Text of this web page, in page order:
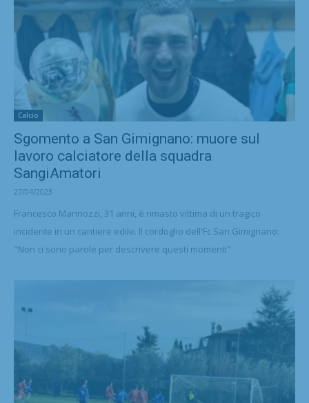
Calcio
Sgomento a San Gimignano: muore sul
lavoro calciatore della squadra
SangiAmatori
27/04/2023
Francesco Mannozzi, 31 anni, è rimasto vittima di un tragico
incidente in un cantiere edile. Il cordoglio dell'Fc San Gimignano:
"Non ci sono parole per descrivere questi momenti"